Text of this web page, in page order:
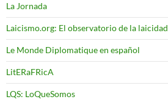
La Jornada
Laicismo.org: El observatorio de la laicidad
Le Monde Diplomatique en español
LitERaFRicA
LQS: LoQueSomos